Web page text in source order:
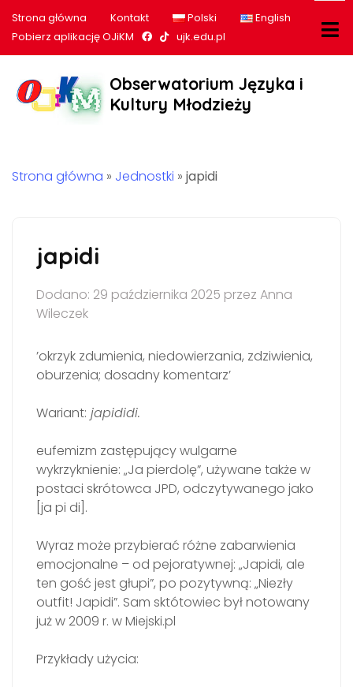
Strona główna Kontakt Polski
English
Pobierz aplikację OJiKM
Nasz profil na Facebook
Nasz profil na tiktok
ujk.edu.pl
Obserwatorium Języka i
Kultury Młodzieży
Strona główna » Jednostki » japidi
japidi
Dodano: 29 października 2025 przez Anna
Wileczek
’okrzyk zdumienia, niedowierzania, zdziwienia,
oburzenia; dosadny komentarz’
Wariant: japididi.
eufemizm zastępujący wulgarne
wykrzyknienie: „Ja pierdolę”, używane także w
postaci skrótowca JPD, odczytywanego jako
[ja pi di].
Wyraz może przybierać różne zabarwienia
emocjonalne – od pejoratywnej: „Japidi, ale
ten gość jest głupi”, po pozytywną: „Niezły
outfit! Japidi”. Sam sktótowiec był notowany
już w 2009 r. w Miejski.pl
Przykłady użycia: